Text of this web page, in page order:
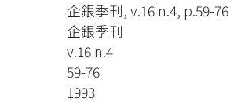
企銀季刊, v.16 n.4, p.59-76
企銀季刊
v.16 n.4
59-76
1993